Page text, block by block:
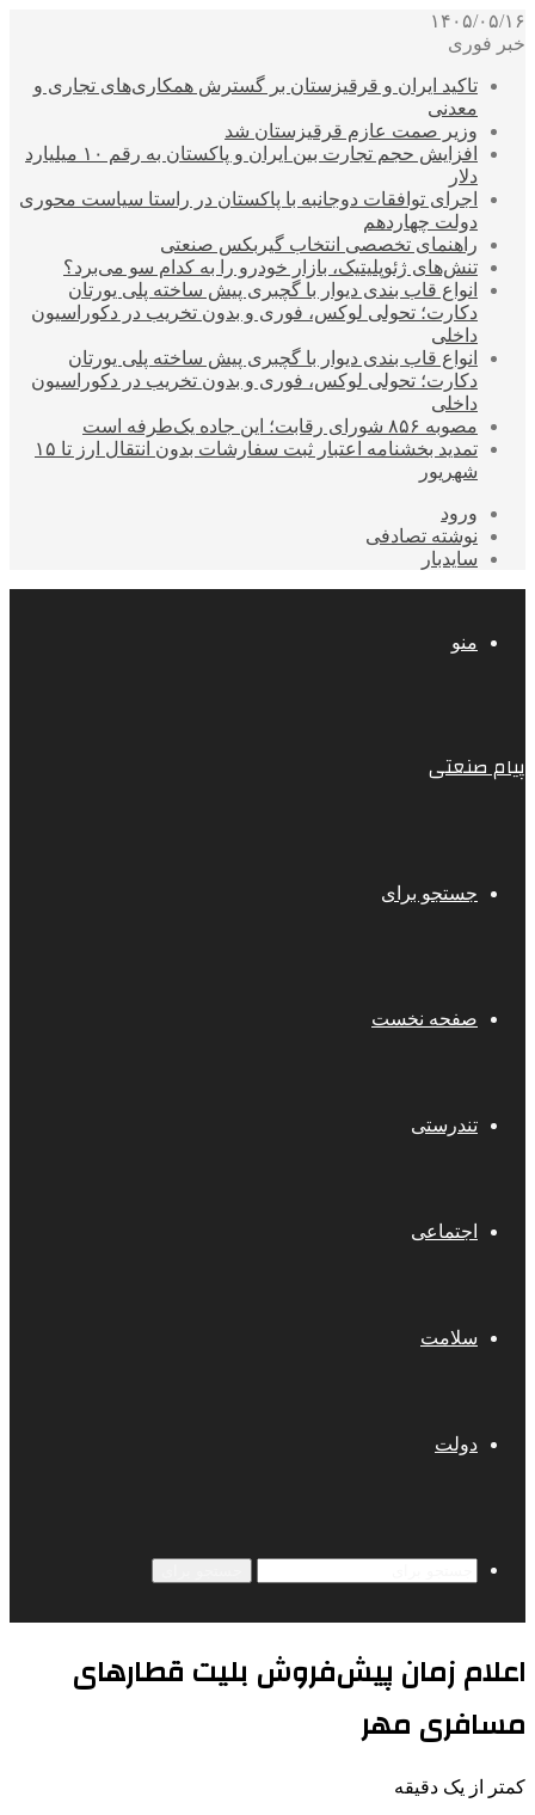
۱۴۰۵/۰۵/۱۶
خبر فوری
تاکید ایران و قرقیزستان بر گسترش همکاری‌های تجاری و
معدنی
وزیر صمت عازم قرقیزستان شد
افزایش حجم تجارت بین ایران و پاکستان به رقم ۱۰ میلیارد
دلار
اجرای توافقات دوجانبه با پاکستان در راستا سیاست محوری
دولت چهاردهم
راهنمای تخصصی انتخاب گیربکس صنعتی
تنش‌های ژئوپلیتیک، بازار خودرو را به کدام سو می‌برد؟
انواع قاب بندی دیوار با گچبری پیش ساخته پلی یورتان
دکارت؛ تحولی لوکس، فوری و بدون تخریب در دکوراسیون
داخلی
انواع قاب بندی دیوار با گچبری پیش ساخته پلی یورتان
دکارت؛ تحولی لوکس، فوری و بدون تخریب در دکوراسیون
داخلی
مصوبه ۸۵۶ شورای رقابت؛ این جاده یک‌طرفه است
تمدید بخشنامه اعتبار ثبت سفارشات بدون انتقال ارز تا ۱۵
شهریور
ورود
نوشته تصادفی
سایدبار
منو
پیام صنعتی
جستجو برای
صفحه نخست
تندرستی
اجتماعی
سلامت
دولت
اعلام زمان پیش‌فروش بلیت‌ قطارهای
مسافری مهر
کمتر از یک دقیقه